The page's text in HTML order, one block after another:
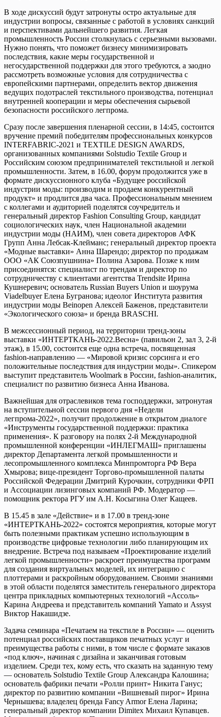
В ходе дискуссий будут затронуты остро актуальные для
индустрии вопросы, связанные с работой в условиях санкций
и перспективами дальнейшего развития. Легкая
промышленность России столкнулась с серьезными вызовами.
Нужно понять, что поможет бизнесу минимизировать
последствия, какие меры государственной и
негосударственной поддержки для этого требуются, а заодно
рассмотреть возможные условия для сотрудничества с
европейскими партнерами, определить вектор движения
ведущих подотраслей текстильного производства, потенциал
внутренней кооперации и меры обеспечения сырьевой
безопасности российского легпрома.
Сразу после завершения пленарной сессии, в 14:45, состоится
вручение премий победителям профессиональных конкурсов
INTERFABRIC-2021 и TEXTILE DESIGN AWARDS,
организованных компаниями Solstudio Textile Group и
Российским союзом предпринимателей текстильной и легкой
промышленности. Затем, в 16.00, форум продолжится уже в
формате дискуссионного клуба «Будущее российской
индустрии моды: производим и продаем конкурентный
продукт» и продлится два часа. Профессиональным мнением
с коллегами и аудиторией поделятся соучредитель и
генеральный директор Fashion Consulting Group, кандидат
социологических наук, член Национальной академии
индустрии моды (НАИМ), член совета директоров АФК
Групп Анна Лебсак-Клейманс; генеральный директор проекта
«Модные выставки» Анна Шарендо; директор по продажам
ООО «АК Союзпушнина» Полина Азарова. Позже к ним
присоединятся: специалист по трендам и директор по
сотрудничеству с клиентами агентства Trendsite Ирина
Кушнеревич; основатель Russian Buyers Union и шоурума
Viadelbuyer Елена Бугранова; идеолог Института развития
индустрии моды Beinopen Алексей Баженов, представители
«Экологического союза» и бренда BRASCHI.
В межсессионный период, на территории тренд-зоны
выставки «ИНТЕРТКАНЬ-2022.Весна» (павильон 2, зал 3, 2-й
этаж), в 15.00, состоится еще одна встреча, посвященная
fashion-направлению — «Мировой кризис сорсинга и его
положительные последствия для индустрии моды». Спикером
выступит представитель Woolmark в России, fashion-аналитик,
специалист по развитию бизнеса Анна Иванова.
Важнейшая для отраслевиков тема господдержки, затронутая
на вступительной сессии первого дня «Недели
легпрома-2022», получит продолжение в открытом диалоге
«Инструменты государственной поддержки: практика
применения». К разговору на полях 2-й Международной
промышленной конференции «ИНЛЕГМАШ» приглашены
директор Департамента легкой промышленности и
лесопромышленного комплекса Минпромторга РФ Вера
Хмырова; вице-президент Торгово-промышленной палаты
Российской Федерации Дмитрий Курочкин, сотрудники ФРП
и Ассоциации лизинговых компаний РФ. Модератор —
помощник ректора РГУ им А.Н. Косыгина Олег Кащеев.
В 15.45 в зале «Действие» и в 17.00 в тренд-зоне
«ИНТЕРТКАНЬ-2022» состоятся мероприятия, которые могут
быть полезными практикам успешно использующим в
производстве цифровые технологии либо планирующим их
внедрение. Встреча под называем «Проектирование изделий
легкой промышленности» раскроет преимущества программ
для создания виртуальных моделей, их интеграцию с
плоттерами и раскройным оборудованием. Своими знаниями
в этой области поделятся заместитель генерального директора
центра прикладных компьютерных технологий «Ассоль»
Карина Андреева и представитель компаний Yamato и Assyst
Виктор Накашидзе.
Задача семинара «Печатаем на текстиле в России» — оценить
потенциал российских поставщиков печатных услуг и
преимущества работы с ними, в том числе с формате заказов
«под ключ», начиная с дизайна и заканчивая готовым
изделием. Среди тех, кому есть, что сказать на заданную тему
— основатель Solstudio Textile Group Александра Калошина;
основатель фабрики печати «Ролли принт» Никита Ганус;
директор по развитию компании «Вишневый пирог» Ирина
Чернышева; владелец бренда Fancy Armor Елена Ларина;
генеральный директор компании Dimitex Михаил Купавцев.